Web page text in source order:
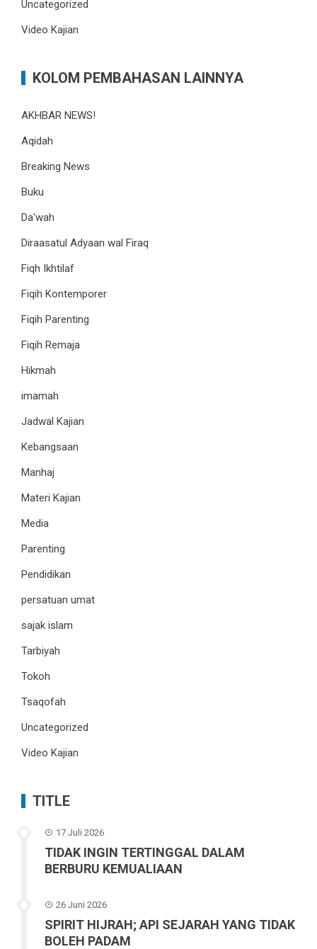
Uncategorized
Video Kajian
KOLOM PEMBAHASAN LAINNYA
AKHBAR NEWS!
Aqidah
Breaking News
Buku
Da'wah
Diraasatul Adyaan wal Firaq
Fiqh Ikhtilaf
Fiqih Kontemporer
Fiqih Parenting
Fiqih Remaja
Hikmah
imamah
Jadwal Kajian
Kebangsaan
Manhaj
Materi Kajian
Media
Parenting
Pendidikan
persatuan umat
sajak islam
Tarbiyah
Tokoh
Tsaqofah
Uncategorized
Video Kajian
TITLE
17 Juli 2026
TIDAK INGIN TERTINGGAL DALAM
BERBURU KEMUALIAAN
26 Juni 2026
SPIRIT HIJRAH; API SEJARAH YANG TIDAK
BOLEH PADAM